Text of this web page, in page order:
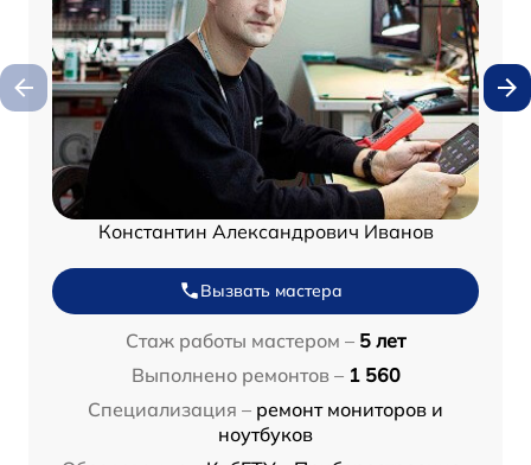
Константин Александрович Иванов
Вызвать мастера
Стаж работы мастером – 5 лет
Выполнено ремонтов – 1 560
Специализация – ремонт мониторов и
ноутбуков